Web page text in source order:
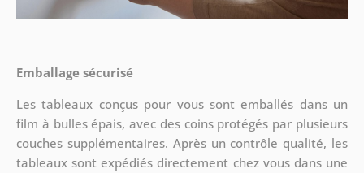
Emballage sécurisé
Les tableaux conçus pour vous sont emballés dans un
film à bulles épais, avec des coins protégés par plusieurs
couches supplémentaires. Après un contrôle qualité, les
tableaux sont expédiés directement chez vous dans une